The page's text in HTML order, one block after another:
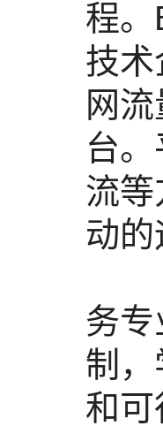
程
技
网
台
流
动
务
制
和